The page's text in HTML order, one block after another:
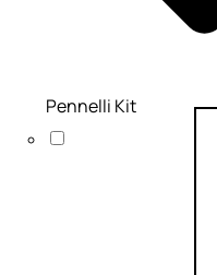
Pennelli Kit